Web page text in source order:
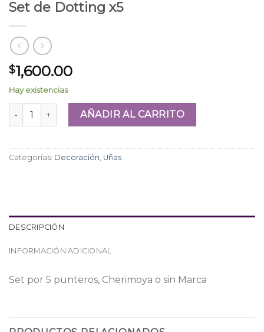
Set de Dotting x5
$1,600.00
Hay existencias
Set de Dotting x5 cantidadAÑADIR AL CARRITO
Categorías: Decoración, Uñas
DESCRIPCIÓN
INFORMACIÓN ADICIONAL
Set por 5 punteros, Cherimoya o sin Marca